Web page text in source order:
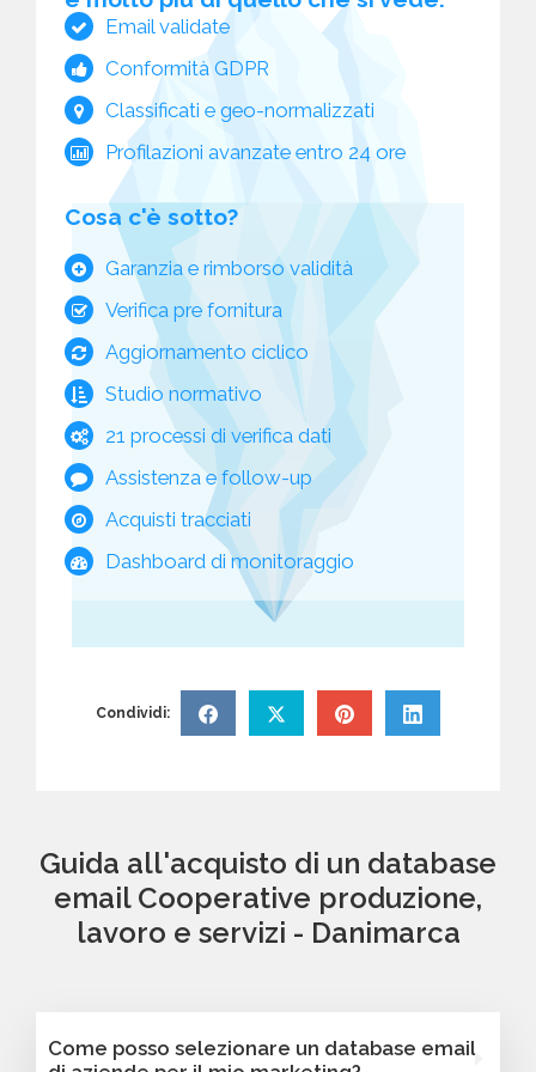
Email validate
Conformità GDPR
Classificati e geo-normalizzati
Profilazioni avanzate entro 24 ore
Cosa c'è sotto?
Garanzia e rimborso validità
Verifica pre fornitura
Aggiornamento ciclico
Studio normativo
21 processi di verifica dati
Assistenza e follow-up
Acquisti tracciati
Dashboard di monitoraggio
Condividi:
Guida all'acquisto di un database
email Cooperative produzione,
lavoro e servizi - Danimarca
Come posso selezionare un database email